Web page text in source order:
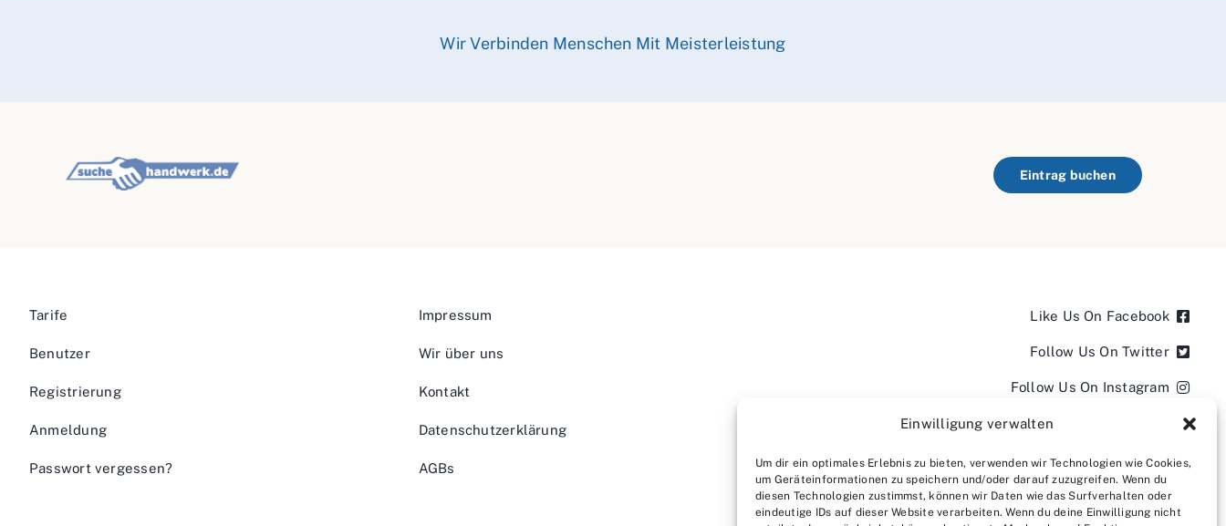
Einwilligung verwalten
Um dir ein optimales Erlebnis zu bieten, verwenden wir Technologien wie Cookies,
um Geräteinformationen zu speichern und/oder darauf zuzugreifen. Wenn du
diesen Technologien zustimmst, können wir Daten wie das Surfverhalten oder
eindeutige IDs auf dieser Website verarbeiten. Wenn du deine Einwilligung nicht
Wir Verbinden Menschen Mit Meisterleistung
Eintrag buchen
Tarife
Benutzer
Registrierung
Anmeldung
Passwort vergessen?
Impressum
Wir über uns
Kontakt
Datenschutzerklärung
AGBs
Like Us On Facebook
Follow Us On Twitter
Follow Us On Instagram
Follow Us On LinkedIn
Follow us on YouTube
Follow us on Pinterest